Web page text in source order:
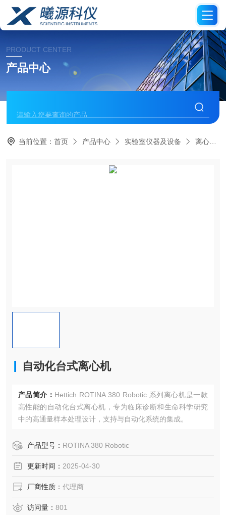
PRODUCT CENTER
产品中心
当前位置：首页 产品中心 实验室仪器及设备 离心机
自动化台式离心机
产品简介： Hettich ROTINA 380 Robotic 系列离心机是一款
高性能的自动化台式离心机，专为临床诊断和生命科学研究
中的高通量样本处理设计，支持与自动化系统的集成。
产品型号： ROTINA 380 Robotic
更新时间： 2025-04-30
厂商性质： 代理商
访问量： 801